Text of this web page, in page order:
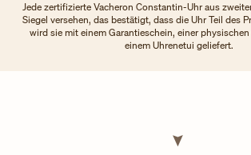
Jede zertifizierte Vacheron Constantin-Uhr aus
Siegel versehen, das bestätigt, dass die Uhr Teil des
wird sie mit einem Garantieschein, einer
einem Uhrenetui geliefert.